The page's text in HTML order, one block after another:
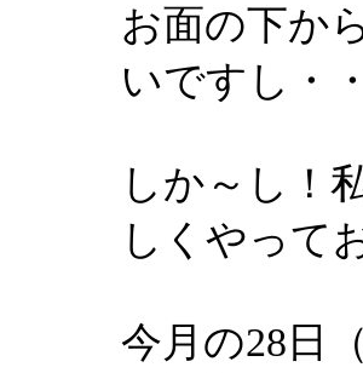
お面の下か
いですし・
しか～し！
しくやって
今月の28日